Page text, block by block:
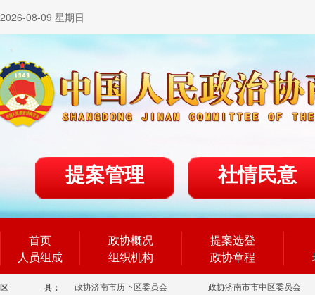
2026-08-09 星期日
提案管理 社情民意
首页
人员组成
政协概况
组织机构
提案选登
政协章程
区 县： 政协济南市历下区委员会
政协济南市市中区委员会